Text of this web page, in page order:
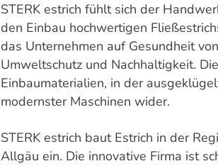
STERK estrich fühlt sich der
den Einbau hochwertigen
das Unternehmen auf Gesundheit
Umweltschutz und Nachhaltigkeit.
Einbaumaterialien, in der
modernster Maschinen wider.
STERK estrich baut Estrich in der
Allgäu ein. Die innovative Firma ist